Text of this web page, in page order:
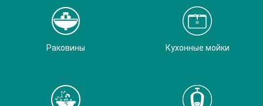
Раковины Кухонные мойки